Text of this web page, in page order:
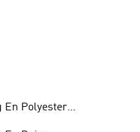
En Polyester